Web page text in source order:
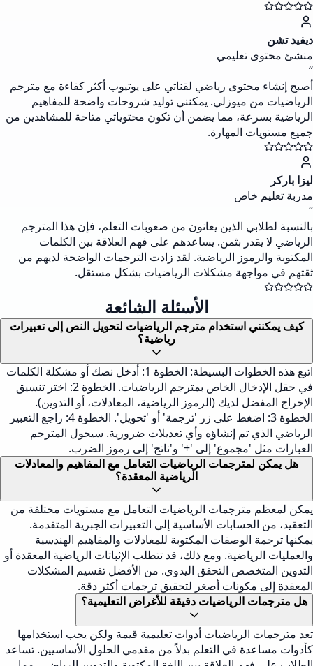
ديفيد تشن
منشئ محتوى تعليمي
“
أصبح إنشاء محتوى رياضي لقناتي على يوتيوب أكثر كفاءة مع مترجم
الرياضيات من ميوزلي. يمكنني توليد شروحات واضحة للمفاهيم
الرياضية بسرعة، مما يضمن أن تكون محتوياتي متاحة للمشاهدين من
جميع مستويات المهارة.
ليزا باركر
مدربة تعليم خاص
“
بالنسبة لطلابي الذين يعانون من صعوبات التعلم، فإن هذا المترجم
الرياضي لا يقدر بثمن. يساعدهم على فهم العلاقة بين الكلمات
المكتوبة والرموز الرياضية. لقد زادت الترجمات الواضحة لديهم من
ثقتهم في مواجهة مشكلات الرياضيات بشكل مستقل.
الأسئلة الشائعة
كيف يمكنني استخدام مترجم الرياضيات لتحويل النص إلى تعبيرات
رياضية؟
اتبع هذه الخطوات البسيطة: الخطوة 1: أدخل نصك أو مشكلة الكلمات
في حقل الإدخال الخاص بمترجم الرياضيات. الخطوة 2: اختر تنسيق
الإخراج المفضل لديك (الرموز الرياضية، المعادلات، أو التدوين).
الخطوة 3: اضغط على زر 'ترجمة' أو 'تحويل'. الخطوة 4: راجع التعبير
الرياضي الذي تم إنشاؤه وأي تعديلات ضرورية. سيحول المترجم
العبارات مثل 'مجموع' إلى '+' و'ناتج' إلى رموز الضرب.
هل يمكن لمترجمات الرياضيات التعامل مع المفاهيم والمعادلات
الرياضية المعقدة؟
يمكن لمعظم مترجمات الرياضيات التعامل مع مستويات مختلفة من
التعقيد، من الحسابات الأساسية إلى التعبيرات الجبرية المتقدمة.
يمكنها ترجمة الوصفات المكتوبة للمعادلات والمفاهيم الهندسية
والعمليات الرياضية. ومع ذلك، قد تتطلب الإثباتات الرياضية المعقدة أو
التدوين المتخصص التحقق اليدوي. من الأفضل تقسيم المشكلات
المعقدة إلى مكونات أصغر لتحقيق ترجمات أكثر دقة.
هل مترجمات الرياضيات دقيقة للأغراض التعليمية؟
تعد مترجمات الرياضيات أدوات تعليمية قيمة ولكن يجب استخدامها
كأدوات مساعدة في التعلم بدلاً من مقدمي الحلول الأساسيين. تساعد